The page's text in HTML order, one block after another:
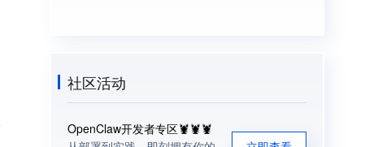
社区活动
OpenClaw开发者专区🦞🦞🦞